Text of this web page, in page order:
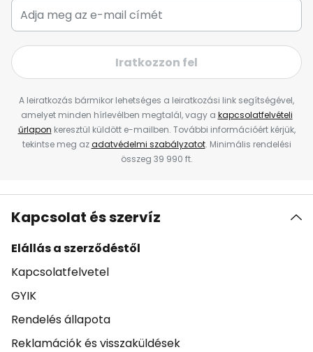
Iratkozzon fel
A leiratkozás bármikor lehetséges a leiratkozási link segítségével,
amelyet minden hírlevélben megtalál, vagy a kapcsolatfelvételi
űrlapon keresztül küldött e-mailben. További információért kérjük,
tekintse meg azadatvédelmi szabályzatot. Minimális rendelési
összeg 39 990 ft.
Kapcsolat és szervíz
Elállás a szerződéstől
Kapcsolatfelvetel
GYIK
Rendelés állapota
Reklamációk és visszaküldések